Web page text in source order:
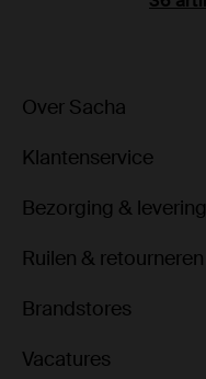
Over Sacha
Klantenservice
Bezorging & levering
Ruilen & retourneren
Brandstores
Vacatures